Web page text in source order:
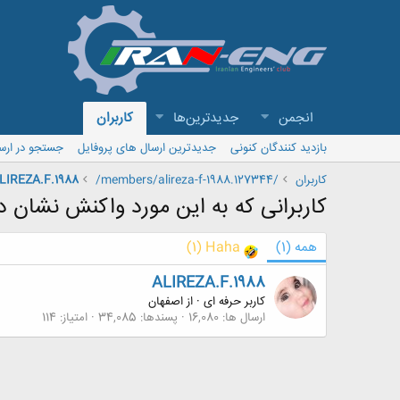
انجمن جدیدترین‌ها کاربران
بازدید کنندگان کنونی جدیدترین ارسال های پروفایل
جستجو در
کاربران
/members/alireza-f-1988.127344/
کاربرانی که به این مورد واکنش نشان
همه (1)
Haha
(1)
ALIREZA.F.1988
کاربر حرفه ای · ازاصفهان
ارسال ها 16,080 پسندها 34,085 امتیاز 114